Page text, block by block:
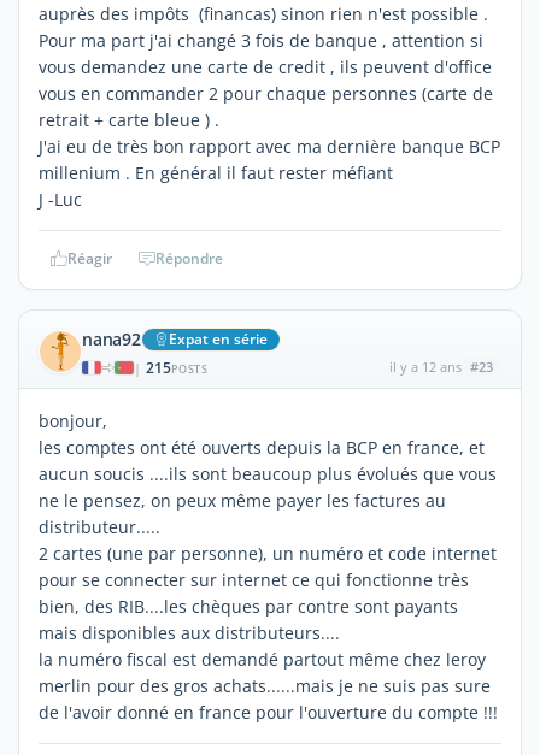
auprès des impôts (financas) sinon rien n'est possible .
Pour ma part j'ai changé 3 fois de banque , attention si
vous demandez une carte de credit , ils peuvent d'office
vous en commander 2 pour chaque personnes (carte de
retrait + carte bleue ) .
J'ai eu de très bon rapport avec ma dernière banque BCP
millenium . En général il faut rester méfiant
J -Luc
Réagir Répondre
nana92 Expat en série
| 215POSTS il y a 12 ans #23
bonjour,
les comptes ont été ouverts depuis la BCP en france, et
aucun soucis ....ils sont beaucoup plus évolués que vous
ne le pensez, on peux même payer les factures au
distributeur.....
2 cartes (une par personne), un numéro et code internet
pour se connecter sur internet ce qui fonctionne très
bien, des RIB....les chèques par contre sont payants
mais disponibles aux distributeurs....
la numéro fiscal est demandé partout même chez leroy
merlin pour des gros achats......mais je ne suis pas sure
de l'avoir donné en france pour l'ouverture du compte !!!